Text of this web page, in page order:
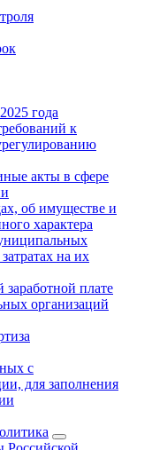
года
к
акты в сфере
об имуществе и
характера
на их
заработной плате
организаций
с
для заполнения